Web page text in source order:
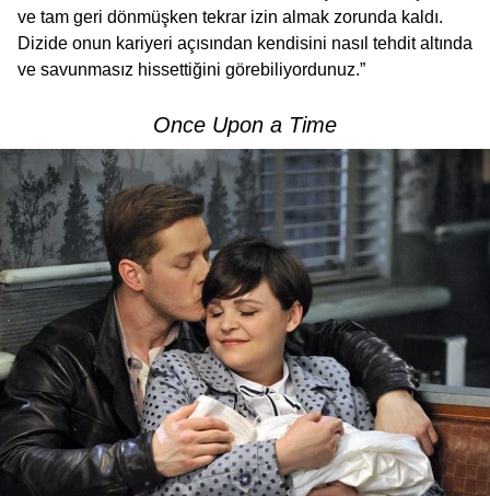
ve tam geri dönmüşken tekrar izin almak zorunda kaldı.
Dizide onun kariyeri açısından kendisini nasıl tehdit altında
ve savunmasız hissettiğini görebiliyordunuz.”
Once Upon a Time